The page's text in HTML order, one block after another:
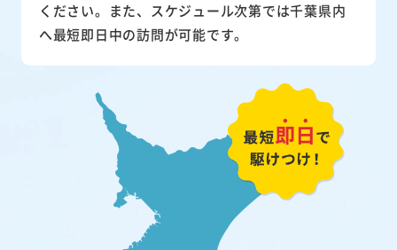
ください。また、スケジュール次第では千葉県内
へ最短即日中の訪問が可能です。